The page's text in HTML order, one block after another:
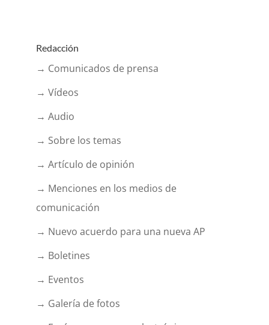
Redacción
→ Comunicados de prensa
→ Vídeos
→ Audio
→ Sobre los temas
→ Artículo de opinión
→ Menciones en los medios de
comunicación
→ Nuevo acuerdo para una nueva AP
→ Boletines
→ Eventos
→ Galería de fotos